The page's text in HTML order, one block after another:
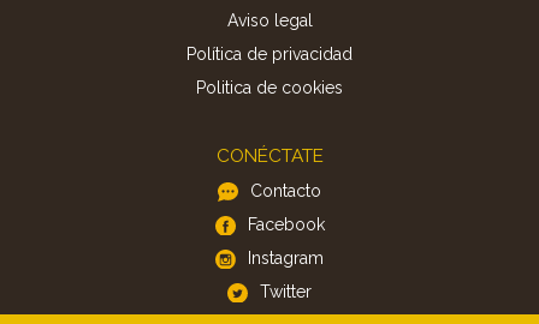
Aviso legal
Política de privacidad
Politica de cookies
CONÉCTATE
Contacto
Facebook
Instagram
Twitter